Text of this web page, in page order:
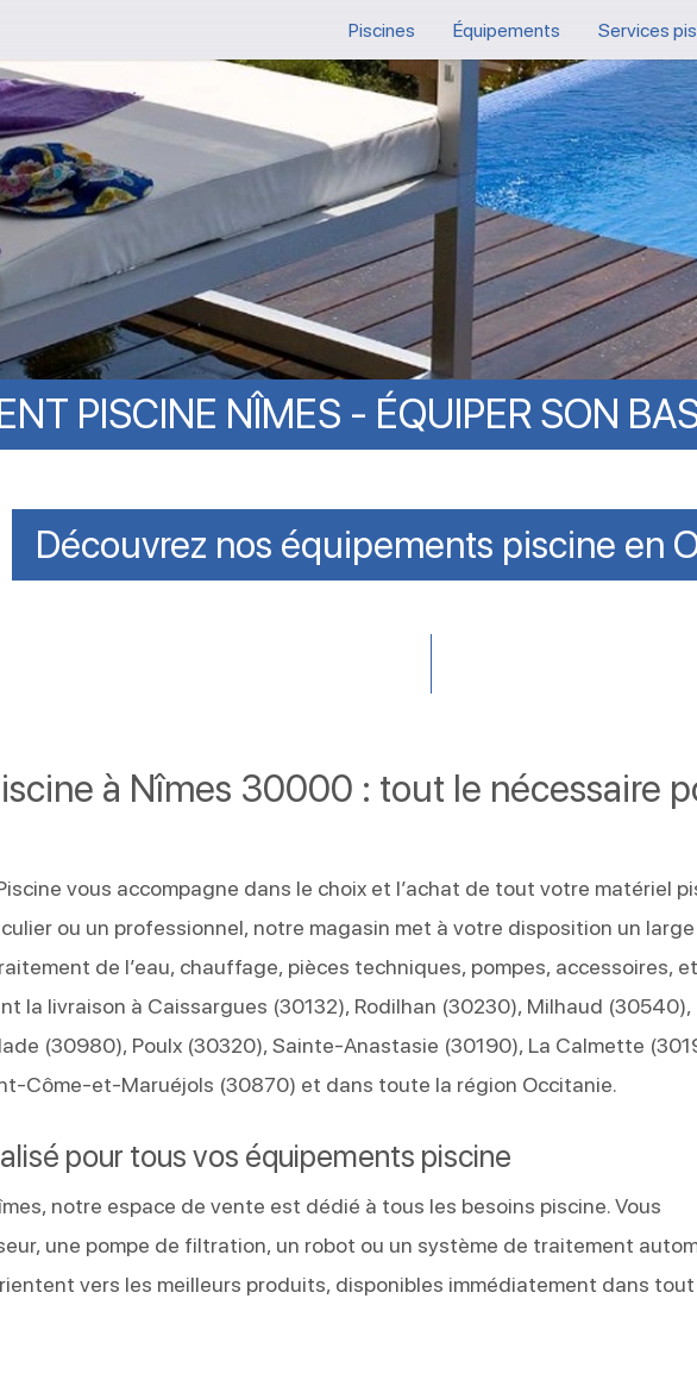
Piscines Équipements Services
PISCINE NÎMES - ÉQUIPER SON
Découvrez nos équipements piscine en
à Nîmes 30000 : tout le nécessaire
vous accompagne dans le choix et l’achat de tout votre matériel
ou un professionnel, notre magasin met à votre disposition un
de l’eau, chauffage, pièces techniques, pompes, accessoires,
la livraison à Caissargues (30132), Rodilhan (30230), Milhaud (30540),
(30980), Poulx (30320), Sainte-Anastasie (30190), La Calmette
Côme-et-Maruéjols (30870) et dans toute la région Occitanie.
pour tous vos équipements piscine
notre espace de vente est dédié à tous les besoins piscine. Vous
une pompe de filtration, un robot ou un système de traitement
vers les meilleurs produits, disponibles immédiatement dans tout